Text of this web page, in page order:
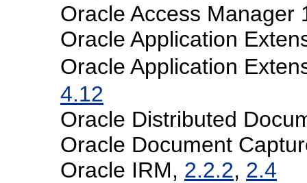
Oracle Access Manager
Oracle Application
Oracle Application
4.12
Oracle Distributed
Oracle Document
Oracle IRM, 2.2.2, 2.4